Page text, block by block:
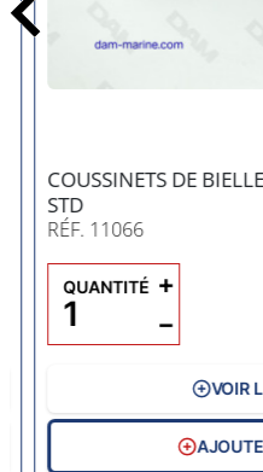
COUSSINETS DE
STD
RÉF. 11066
QUANTITÉ
−
+
VOIR